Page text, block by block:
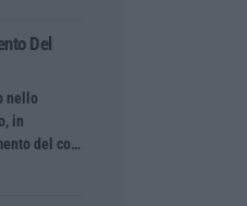
Del
nello
in
del co…